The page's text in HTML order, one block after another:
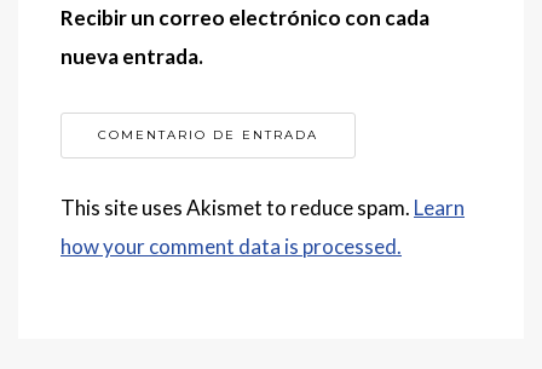
Recibir un correo electrónico con cada
nueva entrada.
This site uses Akismet to reduce spam. Learn
how your comment data is processed.